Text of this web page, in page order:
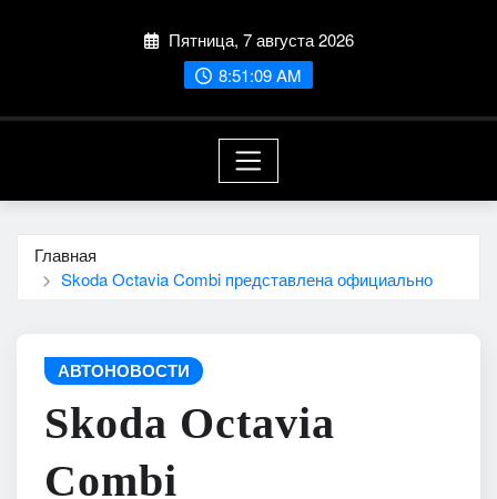
Пятница, 7 августа 2026
8:51:10 AM
Главная
Skoda Octavia Combi представлена официально
АВТОНОВОСТИ
Skoda Octavia
Combi